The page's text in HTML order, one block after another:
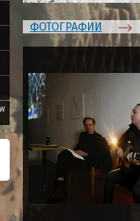
ФОТОГРАФИИ